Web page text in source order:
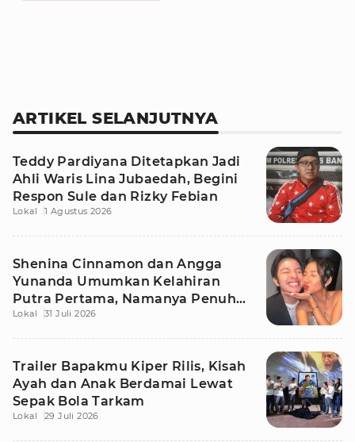
ARTIKEL SELANJUTNYA
Teddy Pardiyana Ditetapkan Jadi
Ahli Waris Lina Jubaedah, Begini
Respon Sule dan Rizky Febian
Lokal 1 Agustus 2026
Shenina Cinnamon dan Angga
Yunanda Umumkan Kelahiran
Putra Pertama, Namanya Penuh
Makna
Lokal 31 Juli 2026
Trailer Bapakmu Kiper Rilis, Kisah
Ayah dan Anak Berdamai Lewat
Sepak Bola Tarkam
Lokal 29 Juli 2026